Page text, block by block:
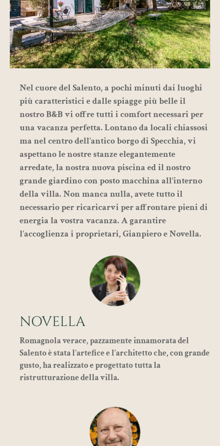
Nel cuore delSalento, a pochi minuti dai luoghi
più caratteristici e dalle spiagge più belle il
nostroB&B vi offre tutti i comfort necessari per
una vacanza perfetta. Lontano da locali chiassosi
ma nel centro dell’antico borgo di Specchia, vi
aspettano le nostre stanze elegantemente
arredate, la nostra nuova piscina ed il nostro
grande giardino con posto macchina all’interno
della villa. Non manca nulla, avete tutto il
necessario per ricaricarvi per affrontare pieni di
energia la vostra vacanza. A garantire
l’accoglienza i proprietari, Gianpiero e Novella.
NOVELLA
Romagnola verace, pazzamente innamorata del
Salento è stata l’artefice e l’architetto che, con grande
gusto, ha realizzato e progettato tutta la
ristrutturazione della villa.